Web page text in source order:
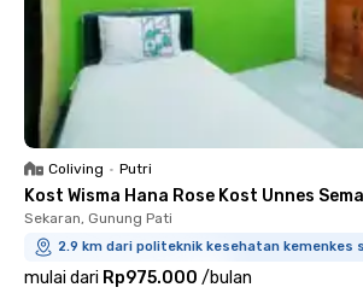
Coliving • Putri
Kost Wisma Hana Rose Kost Unnes
Sekaran, Gunung Pati
2.9 km dari politeknik kesehatan kemenkes
mulai dari Rp975.000 /bulan